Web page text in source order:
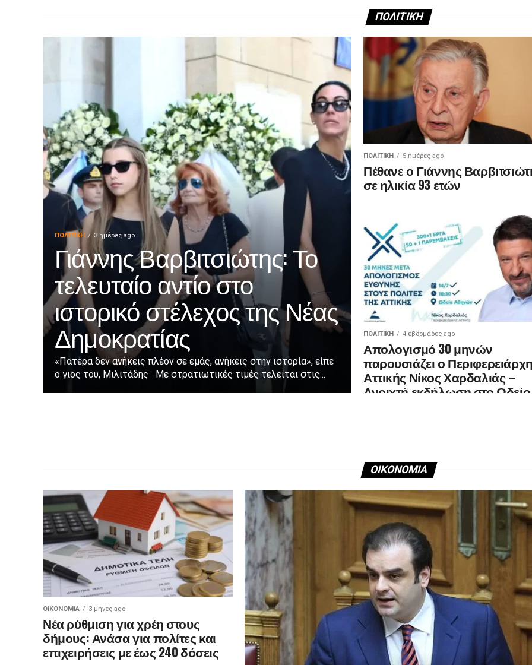
ΠΟΛΙΤΙΚΗ
ΠΟΛΙΤΙΚΉ 3 ημέρες ago
Γιάννης Βαρβιτσιώτης: Το
τελευταίο αντίο στο
ιστορικό στέλεχος της Νέας
Δημοκρατίας
«Πατέρα δεν ανήκεις πλέον σε εμάς, ανήκεις στην ιστορία», είπε
ο γιος του, Μιλιτάδης Με στρατιωτικές τιμές τελείται στις...
ΠΟΛΙΤΙΚΉ 5 ημέρες ago
Πέθανε ο Γιάννης
σε ηλικία 93 ετών
ΠΟΛΙΤΙΚΉ 4 εβδομάδες ago
Απολογισμό 30 μηνών
παρουσιάζει ο
Αττικής Νίκος Χαρδαλιάς –
Ανοιχτή εκδήλωση στο Ωδείο
ΟΙΚΟΝΟΜΙΑ
ΟΙΚΟΝΟΜΊΑ 3 μήνες ago
Νέα ρύθμιση για χρέη στους
δήμους: Ανάσα για πολίτες και
επιχειρήσεις με έως 240 δόσεις